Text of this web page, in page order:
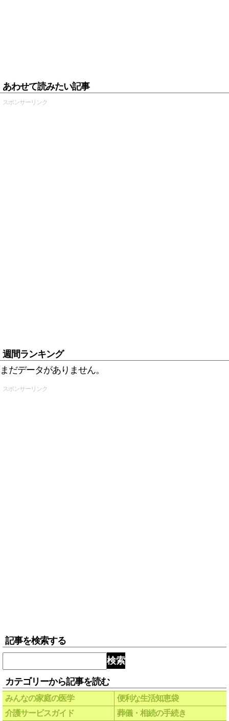
あわせて読みたい記事
スポンサーリンク
週間ランキング
まだデータがありません。
スポンサーリンク
記事を検索する
検索
カテゴリーから記事を読む
みんなの家庭の医学
便利な生活知恵袋
介護サービスガイド
葬儀・相続の手続き